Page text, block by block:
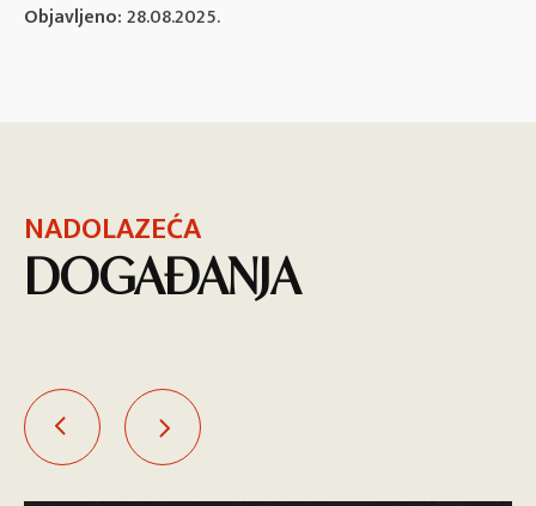
Objavljeno:28.08.2025.
NADOLAZEĆA
DOGAĐANJA